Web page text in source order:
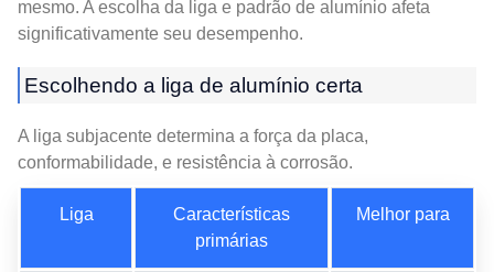
mesmo. A escolha da liga e padrão de alumínio afeta
significativamente seu desempenho.
Escolhendo a liga de alumínio certa
A liga subjacente determina a força da placa,
conformabilidade, e resistência à corrosão.
Liga
Características
primárias
Melhor para